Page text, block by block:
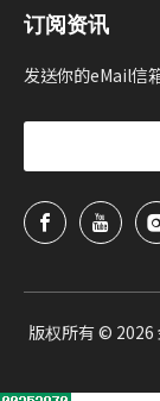
订阅资讯
发送你的eMail信
版权所有 © 2026